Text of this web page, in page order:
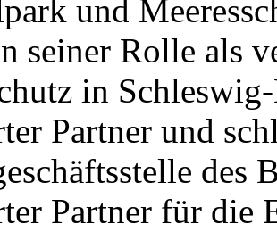
und
seiner Rolle als
in
Partner und
des
Partner für